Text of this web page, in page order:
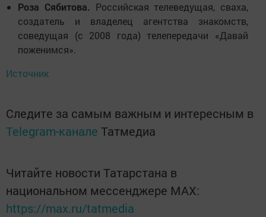
Роза Сябитова. Российская телеведущая, сваха,
создатель и владелец агентства знакомств,
соведущая (с 2008 года) телепередачи «Давай
поженимся».
Источник
Следите за самым важным и интересным в
Telegram-канале Татмедиа
Читайте новости Татарстана в
национальном мессенджере MАХ:
https://max.ru/tatmedia